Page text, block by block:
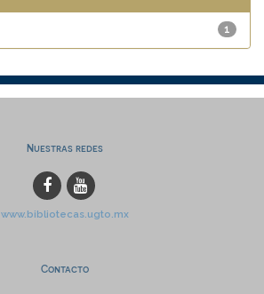
1
Nuestras redes
www.bibliotecas.ugto.mx
Contacto